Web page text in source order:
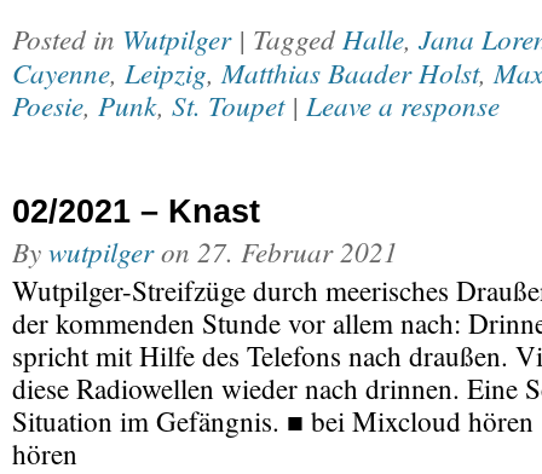
Posted in Wutpilger | Tagged Halle, Jana
Cayenne, Leipzig, Matthias Baader Holst,
Poesie, Punk, St. Toupet| Leave a response
02/2021 – Knast
Bywutpilgeron 27. Februar 2021
Wutpilger-Streifzüge durch meerisches
der kommenden Stunde vor allem nach:
spricht mit Hilfe des Telefons nach draußen.
diese Radiowellen wieder nach drinnen. Eine
Situation im Gefängnis. ■ bei Mixcloud
hören